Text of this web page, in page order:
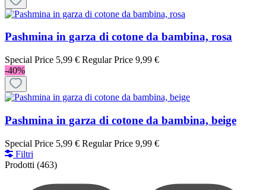
Pashmina in garza di cotone da bambina, rosa
Special Price 5,99 € Regular Price 9,99 €
-40%
Pashmina in garza di cotone da bambina, beige
Special Price 5,99 € Regular Price 9,99 €
Filtri
Prodotti (463)